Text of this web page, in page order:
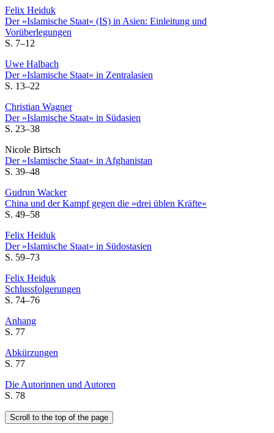
Felix Heiduk
Der »Islamische Staat« (IS) in Asien: Einleitung und
Vorüberlegungen
S. 7–12
Uwe Halbach
Der »Islamische Staat« in Zentralasien
S. 13–22
Christian Wagner
Der »Islamische Staat« in Südasien
S. 23–38
Nicole Birtsch
Der »Islamische Staat« in Afghanistan
S. 39–48
Gudrun Wacker
China und der Kampf gegen die »drei üblen Kräfte«
S. 49–58
Felix Heiduk
Der »Islamische Staat« in Südostasien
S. 59–73
Felix Heiduk
Schlussfolgerungen
S. 74–76
Anhang
S. 77
Abkürzungen
S. 77
Die Autorinnen und Autoren
S. 78
Scroll to the top of the page